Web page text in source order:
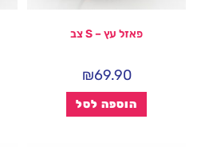
פאזל עץ – S צב
₪69.90
הוספה לסל